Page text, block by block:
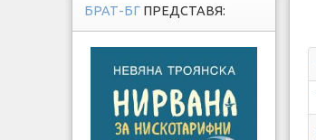
БРАТ-БГ ПРЕДСТАВЯ: